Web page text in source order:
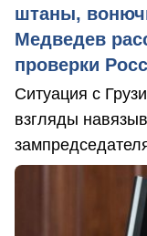
штаны,
Медведев
проверки
Ситуация с
взгляды